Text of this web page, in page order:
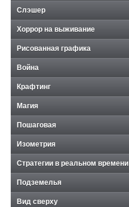
Слэшер
Хоррор на выживание
Рисованная графика
Война
Крафтинг
Магия
Пошаговая
Изометрия
Стратегии в реальном времени
Подземелья
Вид сверху